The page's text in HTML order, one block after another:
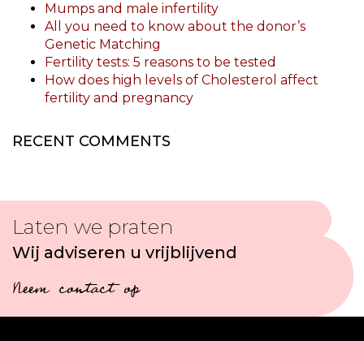
Mumps and male infertility
All you need to know about the donor’s
Genetic Matching
Fertility tests: 5 reasons to be tested
How does high levels of Cholesterol affect
fertility and pregnancy
RECENT COMMENTS
Laten we praten
Wij adviseren u vrijblijvend
Neem contact op